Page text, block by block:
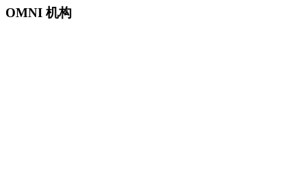
OMNI 机构